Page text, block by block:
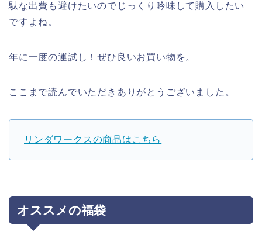
駄な出費も避けたいのでじっくり吟味して購入したい
ですよね。
年に一度の運試し！ぜひ良いお買い物を。
ここまで読んでいただきありがとうございました。
リンダワークスの商品はこちら
オススメの福袋